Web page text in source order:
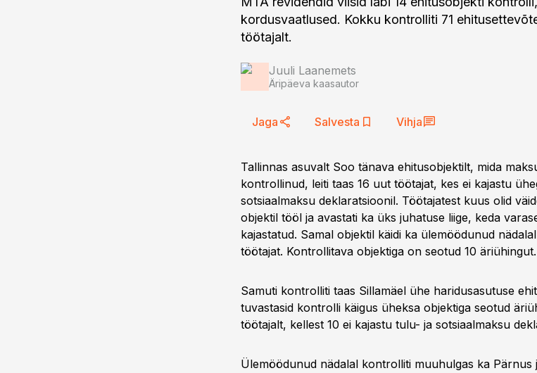
kordusvaatlused. Kokku kontrolliti 71
töötajalt.
Juuli Laanemets
Äripäeva kaasautor
Jaga Salvesta Vihja
Tallinnas asuvalt Soo tänava ehitusobjektilt, mida
kontrollinud, leiti taas 16 uut töötajat, kes ei kajastu
sotsiaalmaksu deklaratsioonil. Töötajatest kuus olid
objektil tööl ja avastati ka üks juhatuse liige, keda
kajastatud. Samal objektil käidi ka ülemöödunud
töötajat. Kontrollitava objektiga on seotud 10 äriühingut.
Samuti kontrolliti taas Sillamäel ühe haridusasutuse
tuvastasid kontrolli käigus üheksa objektiga seotud
töötajalt, kellest 10 ei kajastu tulu- ja sotsiaalmaksu
Ülemöödunud nädalal kontrolliti muuhulgas ka Pärnus